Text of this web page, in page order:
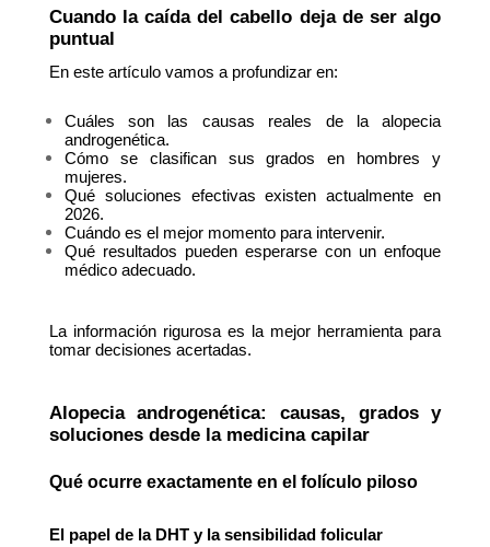
Cuando la caída del cabello deja de ser algo
puntual
En este artículo vamos a profundizar en:
Cuáles son las causas reales de la alopecia
androgenética.
Cómo se clasifican sus grados en hombres y
mujeres.
Qué soluciones efectivas existen actualmente en
2026.
Cuándo es el mejor momento para intervenir.
Qué resultados pueden esperarse con un enfoque
médico adecuado.
La información rigurosa es la mejor herramienta para
tomar decisiones acertadas.
Alopecia androgenética: causas, grados y
soluciones desde la medicina capilar
Qué ocurre exactamente en el folículo piloso
El papel de la DHT y la sensibilidad folicular